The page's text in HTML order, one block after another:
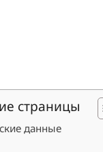
страницы
данные